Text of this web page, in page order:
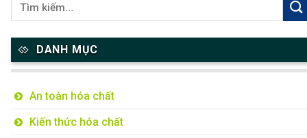
DANH MỤC
An toàn hóa chất
Kiến thức hóa chất